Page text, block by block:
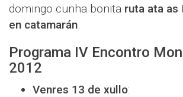
domingo cunha bonita ruta ata as
en catamarán.
Programa IV Encontro
2012
Venres 13 de xullo: